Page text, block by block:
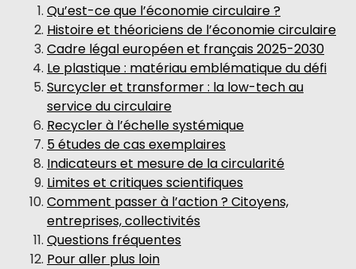
Qu’est-ce que l’économie circulaire ?
Histoire et théoriciens de l’économie circulaire
Cadre légal européen et français 2025-2030
Le plastique : matériau emblématique du défi
Surcycler et transformer : la low-tech au
service du circulaire
Recycler à l’échelle systémique
5 études de cas exemplaires
Indicateurs et mesure de la circularité
Limites et critiques scientifiques
Comment passer à l’action ? Citoyens,
entreprises, collectivités
Questions fréquentes
Pour aller plus loin